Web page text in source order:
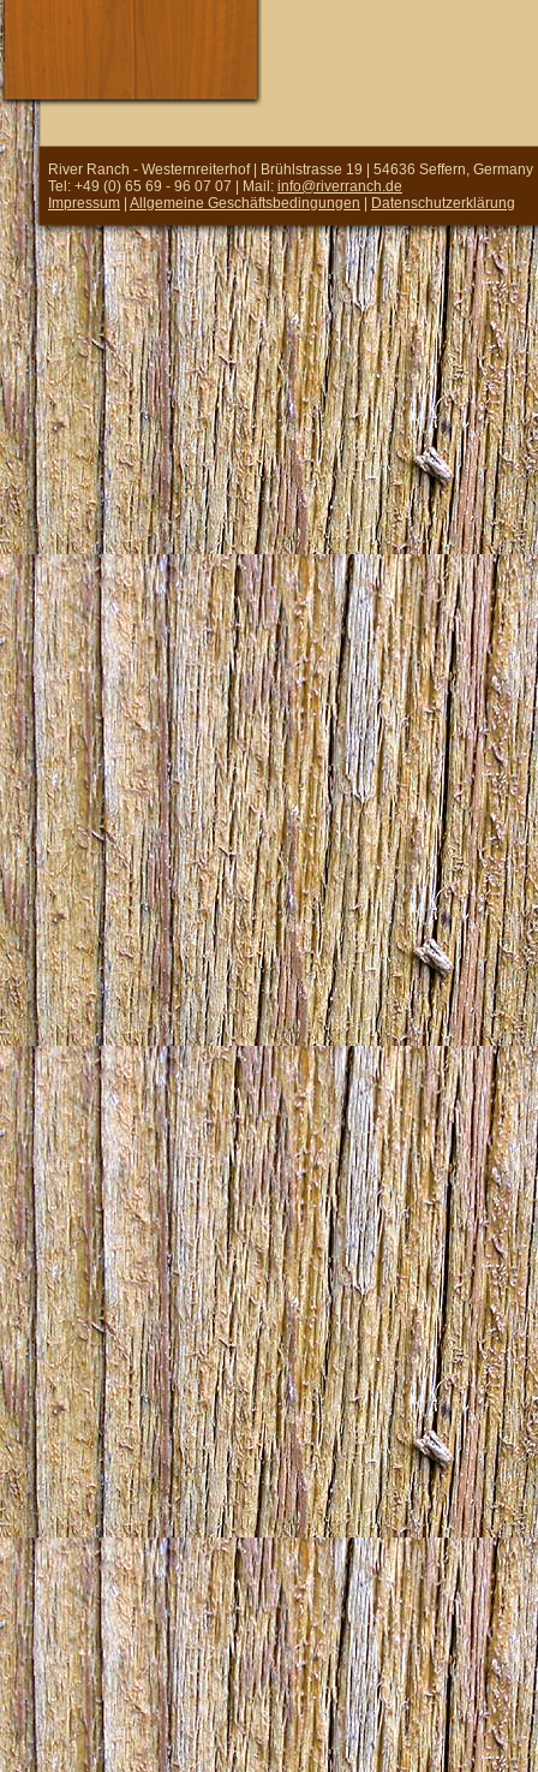
River Ranch - Westernreiterhof | Brühlstrasse 19 | 54636 Seffern, Germany
Tel: +49 (0) 65 69 - 96 07 07 | Mail: info@riverranch.de
Impressum Allgemeine Geschäftsbedingungen Datenschutzerklärung